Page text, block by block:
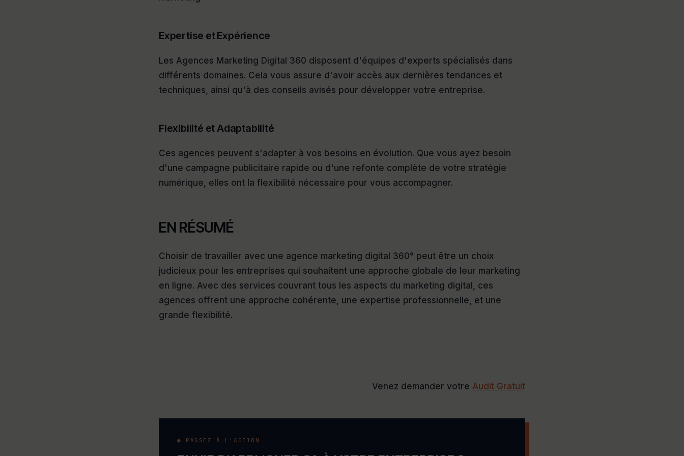
Expertise et Expérience
Les Agences Marketing Digital 360 disposent d'équipes d'experts spécialisés dans
différents domaines. Cela vous assure d'avoir accès aux dernières tendances et
techniques, ainsi qu'à des conseils avisés pour développer votre entreprise.
Flexibilité et Adaptabilité
Ces agences peuvent s'adapter à vos besoins en évolution. Que vous ayez besoin
d'une campagne publicitaire rapide ou d'une refonte complète de votre stratégie
numérique, elles ont la flexibilité nécessaire pour vous accompagner.
EN RÉSUMÉ
Choisir de travailler avec une agence marketing digital 360° peut être un choix
judicieux pour les entreprises qui souhaitent une approche globale de leur marketing
en ligne. Avec des services couvrant tous les aspects du marketing digital, ces
agences offrent une approche cohérente, une expertise professionnelle, et une
grande flexibilité.
Venez demander votre Audit Gratuit
● PASSEZ À L'ACTION